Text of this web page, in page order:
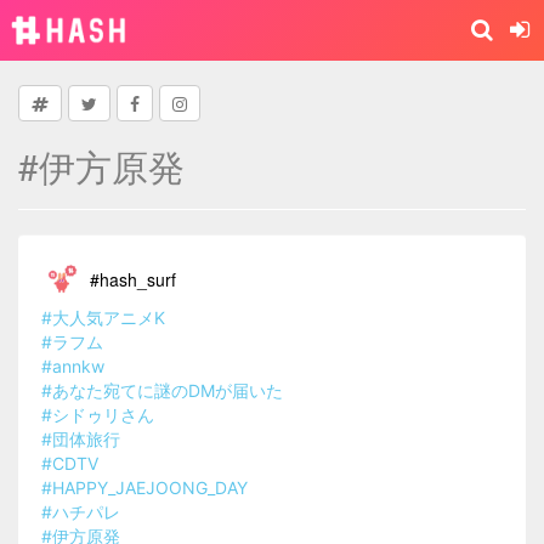
#伊方原発
#hash_surf
#大人気アニメK
#ラフム
#annkw
#あなた宛てに謎のDMが届いた
#シドゥリさん
#団体旅行
#CDTV
#HAPPY_JAEJOONG_DAY
#ハチパレ
#伊方原発